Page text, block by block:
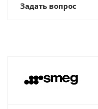
Задать вопрос